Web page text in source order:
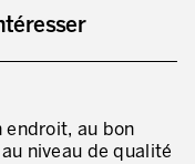
endroit, au bon
niveau de qualité